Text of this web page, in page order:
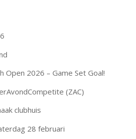
Open 2026 – Game Set Goal!
(ZAC)
clubhuis
28 februari